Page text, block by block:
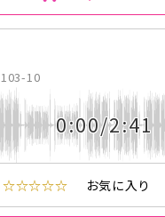
103-10
0:00/2:41
☆☆☆☆☆ お気に入り